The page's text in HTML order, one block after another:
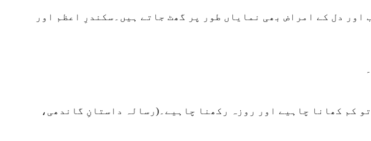
دل کے امراض بھی نمایاں طور پر گھٹ جاتے ہیں۔سکندرِ اعظم اور
کم کھانا چاہیے اور روزہ رکھنا چاہیے۔(رسالہ داستانِ گاندھی،